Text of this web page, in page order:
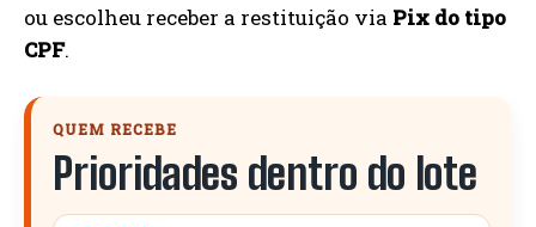
ou escolheu receber a restituição via Pix do tipo
CPF.
QUEM RECEBE
Prioridades dentro do lote